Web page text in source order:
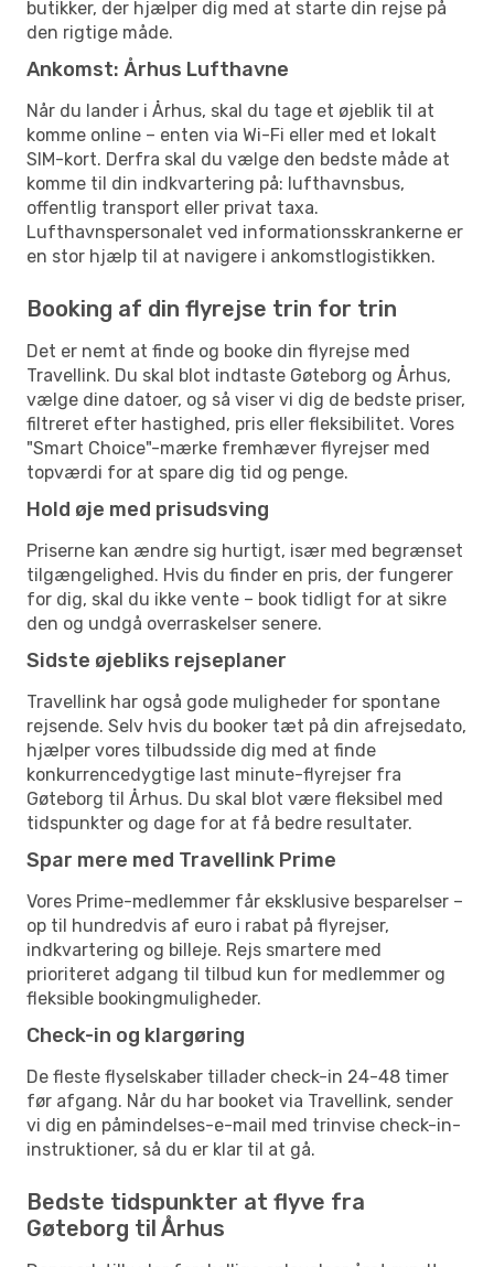
butikker, der hjælper dig med at starte din rejse på
den rigtige måde.
Ankomst: Århus Lufthavne
Når du lander i Århus, skal du tage et øjeblik til at
komme online – enten via Wi-Fi eller med et lokalt
SIM-kort. Derfra skal du vælge den bedste måde at
komme til din indkvartering på: lufthavnsbus,
offentlig transport eller privat taxa.
Lufthavnspersonalet ved informationsskrankerne er
en stor hjælp til at navigere i ankomstlogistikken.
Booking af din flyrejse trin for trin
Det er nemt at finde og booke din flyrejse med
Travellink. Du skal blot indtaste Gøteborg og Århus,
vælge dine datoer, og så viser vi dig de bedste priser,
filtreret efter hastighed, pris eller fleksibilitet. Vores
"Smart Choice"-mærke fremhæver flyrejser med
topværdi for at spare dig tid og penge.
Hold øje med prisudsving
Priserne kan ændre sig hurtigt, især med begrænset
tilgængelighed. Hvis du finder en pris, der fungerer
for dig, skal du ikke vente – book tidligt for at sikre
den og undgå overraskelser senere.
Sidste øjebliks rejseplaner
Travellink har også gode muligheder for spontane
rejsende. Selv hvis du booker tæt på din afrejsedato,
hjælper vores tilbudsside dig med at finde
konkurrencedygtige last minute-flyrejser fra
Gøteborg til Århus. Du skal blot være fleksibel med
tidspunkter og dage for at få bedre resultater.
Spar mere med Travellink Prime
Vores Prime-medlemmer får eksklusive besparelser –
op til hundredvis af euro i rabat på flyrejser,
indkvartering og billeje. Rejs smartere med
prioriteret adgang til tilbud kun for medlemmer og
fleksible bookingmuligheder.
Check-in og klargøring
De fleste flyselskaber tillader check-in 24-48 timer
før afgang. Når du har booket via Travellink, sender
vi dig en påmindelses-e-mail med trinvise check-in-
instruktioner, så du er klar til at gå.
Bedste tidspunkter at flyve fra
Gøteborg til Århus